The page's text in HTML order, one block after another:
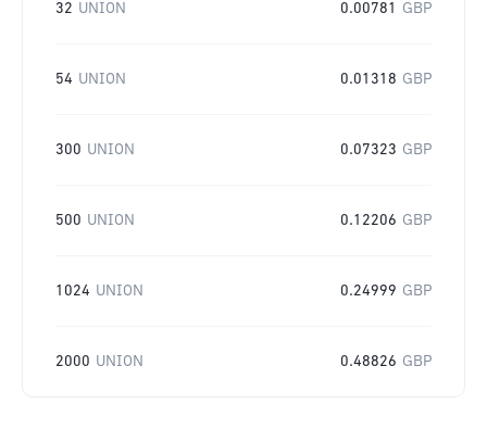
32 UNION 0.00781 GBP
54 UNION 0.01318 GBP
300 UNION 0.07323 GBP
500 UNION 0.12206 GBP
1024 UNION 0.24999 GBP
2000 UNION 0.48826 GBP